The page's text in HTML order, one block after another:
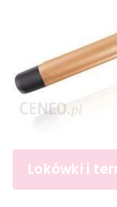
Lokówki i